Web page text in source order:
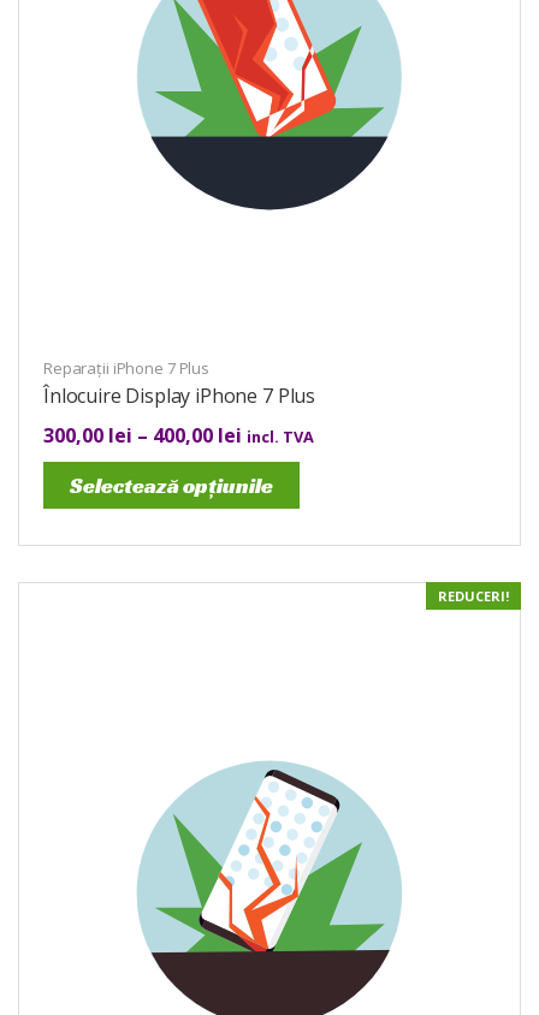
Reparații iPhone 7 Plus
Înlocuire Display iPhone 7 Plus
300,00 lei – 400,00 lei incl. TVA
Selectează opțiunile
REDUCERI!